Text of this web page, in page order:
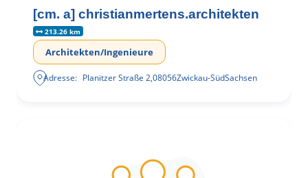
[cm. a] christianmertens.architekten
213.26 km
Architekten/Ingenieure
Adresse: Planitzer Straße 2,08056Zwickau-SüdSachsen